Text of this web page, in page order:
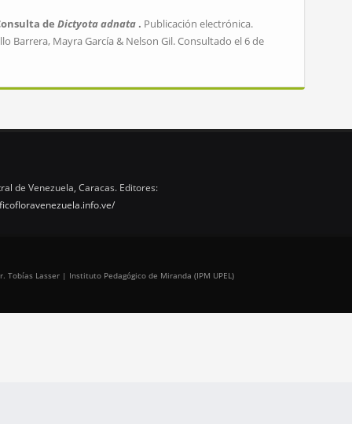
de Dictyota adnata . Publicación electrónica.
Barrera, Mayra García & Nelson Gil. Consultado el 6 de
de Venezuela, Caracas. Editores:
Lasser | Instituto Pedagógico de Miranda (IPM UPEL)